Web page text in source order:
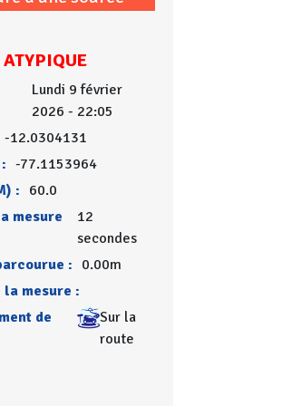
Lundi 9 février
2026 - 22:05
-12.0304131
-77.1153964
:
60.0
mesure
12
secondes
: 0.00m
la mesure :
de
Sur la
route